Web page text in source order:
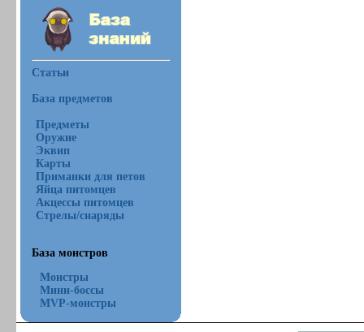
Статьи
База предметов
Предметы
Оружие
Эквип
Карты
Приманки для петов
Яйца питомцев
Акцессы питомцев
Стрелы/снаряды
База монстров
Монстры
Мини-боссы
MVP-монстры